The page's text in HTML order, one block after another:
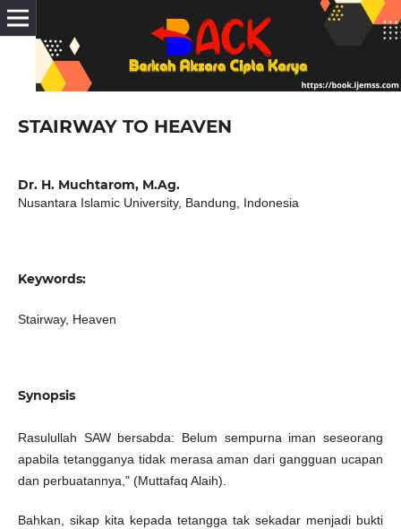
STAIRWAY TO HEAVEN
Dr. H. Muchtarom, M.Ag.
Nusantara Islamic University, Bandung, Indonesia
Keywords:
Stairway, Heaven
Synopsis
Rasulullah SAW bersabda: Belum sempurna iman seseorang
apabila tetangganya tidak merasa aman dari gangguan ucapan
dan perbuatannya," (Muttafaq Alaih).
Bahkan, sikap kita kepada tetangga tak sekadar menjadi bukti